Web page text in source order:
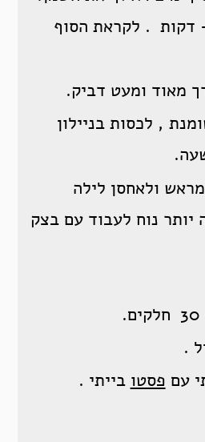
ללוש כ 5- דקות . לקראת הסוף
מאוד ומעט דביק.
, לכסות בניילון
ולאחסן לילה
נוח לעבוד עם בצק
.
עם פסטו בייתי .